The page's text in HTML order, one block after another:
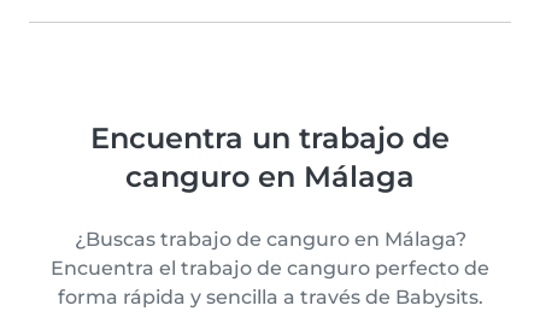
Encuentra un trabajo de
canguro en Málaga
¿Buscas trabajo de canguro en Málaga?
Encuentra el trabajo de canguro perfecto de
forma rápida y sencilla a través de Babysits.